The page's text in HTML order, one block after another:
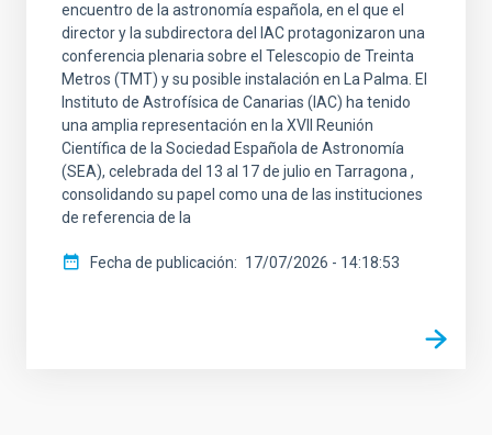
encuentro de la astronomía española, en el que el
director y la subdirectora del IAC protagonizaron una
conferencia plenaria sobre el Telescopio de Treinta
Metros (TMT) y su posible instalación en La Palma. El
Instituto de Astrofísica de Canarias (IAC) ha tenido
una amplia representación en la XVII Reunión
Científica de la Sociedad Española de Astronomía
(SEA), celebrada del 13 al 17 de julio en Tarragona ,
consolidando su papel como una de las instituciones
de referencia de la
Fecha de publicación 17/07/2026 - 14:18:53